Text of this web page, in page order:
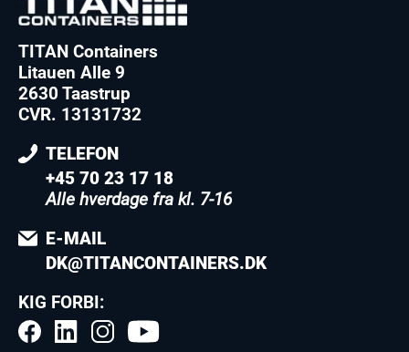
TITAN Containers
Litauen Alle 9
2630 Taastrup
CVR. 13131732
TELEFON
+45 70 23 17 18
Alle hverdage fra kl. 7-16
E-MAIL
DK@TITANCONTAINERS.DK
KIG FORBI: